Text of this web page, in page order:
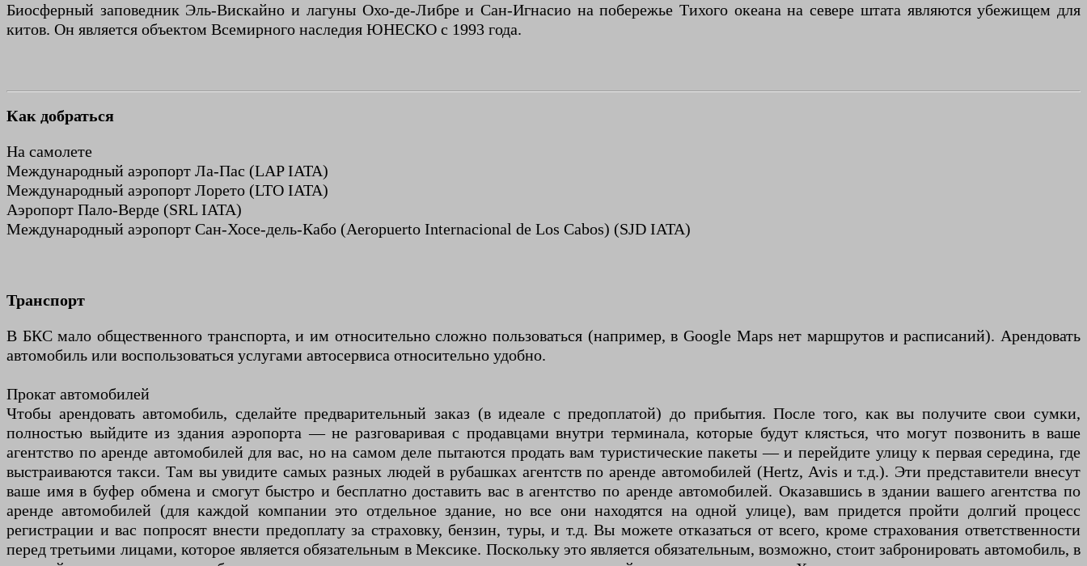
Биосферный заповедник Эль-Вискайно и лагуны Охо-де-Либре и Сан-Игнасио на побережье Тихого океана на севере штата являются убежищем для
китов. Он является объектом Всемирного наследия ЮНЕСКО с 1993 года.
Как добраться
На самолете
Международный аэропорт Ла-Пас (LAP IATA)
Международный аэропорт Лорето (LTO IATA)
Аэропорт Пало-Верде (SRL IATA)
Международный аэропорт Сан-Хосе-дель-Кабо (Aeropuerto Internacional de Los Cabos) (SJD IATA)
Транспорт
В БКС мало общественного транспорта, и им относительно сложно пользоваться (например, в Google Maps нет маршрутов и расписаний). Арендовать
автомобиль или воспользоваться услугами автосервиса относительно удобно.
Прокат автомобилей
Чтобы арендовать автомобиль, сделайте предварительный заказ (в идеале с предоплатой) до прибытия. После того, как вы получите свои сумки,
полностью выйдите из здания аэропорта — не разговаривая с продавцами внутри терминала, которые будут клясться, что могут позвонить в ваше
агентство по аренде автомобилей для вас, но на самом деле пытаются продать вам туристические пакеты — и перейдите улицу к первая середина, где
выстраиваются такси. Там вы увидите самых разных людей в рубашках агентств по аренде автомобилей (Hertz, Avis и т.д.). Эти представители внесут
ваше имя в буфер обмена и смогут быстро и бесплатно доставить вас в агентство по аренде автомобилей. Оказавшись в здании вашего агентства по
аренде автомобилей (для каждой компании это отдельное здание, но все они находятся на одной улице), вам придется пройти долгий процесс
регистрации и вас попросят внести предоплату за страховку, бензин, туры, и т.д. Вы можете отказаться от всего, кроме страхования ответственности
перед третьими лицами, которое является обязательным в Мексике. Поскольку это является обязательным, возможно, стоит забронировать автомобиль, в